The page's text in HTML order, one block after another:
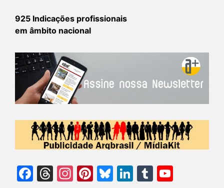
925 Indicações profissionais
em âmbito nacional
Facebook
Threads
Instagram
Pinterest
Bluesky
LinkedIn
Tumblr